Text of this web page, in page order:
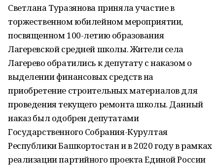
Светлана Туразянова приняла участие в
торжественном юбилейном мероприятии,
посвященном 100-летию образования
Лагеревской средней школы. Жители села
Лагерево обратились к депутату с наказом о
выделении финансовых средств на
приобретение строительных материалов для
проведения текущего ремонта школы. Данный
наказ был одобрен депутатами
Государственного Собрания-Курултая
Республики Башкортостан и в 2020 году в рамках
реализации партийного проекта Единой России